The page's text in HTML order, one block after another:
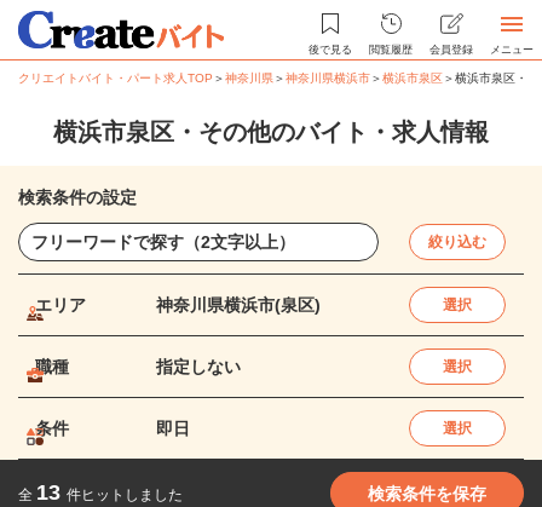
後で見る 閲覧履歴 会員登録 メニュー
クリエイトバイト・パート求人TOP ＞神奈川県＞神奈川県横浜市＞横浜市泉区＞横浜市泉区・
横浜市泉区・その他のバイト・求人情報
検索条件の設定
絞り込む
エリア 神奈川県横浜市(泉区) 選択
職種 指定しない 選択
条件 即日 選択
全 13 件ヒットしました 検索条件を保存